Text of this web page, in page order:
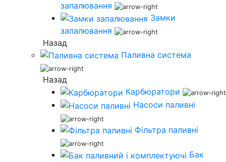
запалювання
Замки
запалювання
Назад
Паливна система
Назад
Карбюратори
Насоси паливні
Фільтра паливні
Бак